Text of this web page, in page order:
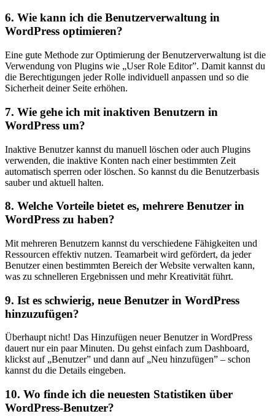
6. Wie kann ich die Benutzerverwaltung in
WordPress optimieren?
Eine gute ⁢Methode ⁢zur Optimierung der Benutzerverwaltung ist die
Verwendung ⁣von ​Plugins wie „User Role Editor”. Damit kannst du
die Berechtigungen jeder Rolle individuell anpassen⁤ und so die
Sicherheit ⁣deiner Seite erhöhen.
7. Wie⁢ gehe ich mit inaktiven ‌Benutzern in
WordPress‍ um?
Inaktive Benutzer kannst du manuell löschen oder auch Plugins‍
verwenden, ​die inaktive Konten nach einer bestimmten⁢ Zeit
automatisch sperren oder löschen. So kannst du die​ Benutzerbasis
sauber‍ und aktuell halten.
8. Welche ​Vorteile bietet ‍es, mehrere Benutzer in
‌WordPress ‌zu haben?
Mit mehreren Benutzern kannst du verschiedene Fähigkeiten und
Ressourcen effektiv nutzen. Teamarbeit ⁣wird gefördert, ⁣da jeder
Benutzer einen⁣ bestimmten Bereich der Website verwalten kann,
was zu schnelleren Ergebnissen​ und mehr Kreativität führt.
9. ‍Ist ​es schwierig, neue Benutzer in WordPress
hinzuzufügen?
Überhaupt nicht! Das Hinzufügen neuer Benutzer in WordPress
dauert nur ⁤ein paar Minuten. Du gehst einfach zum Dashboard,
klickst⁤ auf „Benutzer” und dann auf „Neu hinzufügen” – ⁢schon
kannst du die Details eingeben.
10. Wo finde ich die neuesten Statistiken ​über
WordPress-Benutzer?